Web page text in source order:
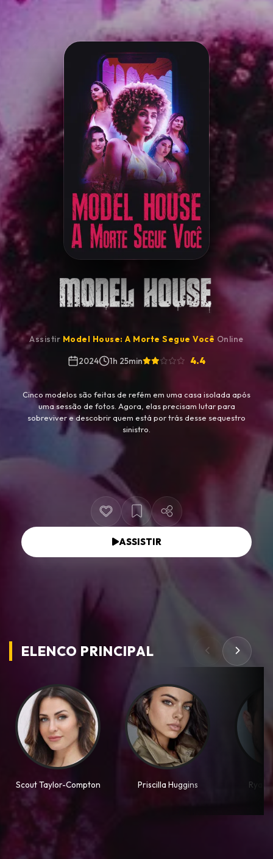
Minha Lista
Pesquisar
Assistir Model House: A Morte Segue Você Online
2024
1h 25min 4.4
Cinco modelos são feitas de refém em uma casa isolada após
uma sessão de fotos. Agora, elas precisam lutar para
sobreviver e descobrir quem está por trás desse sequestro
sinistro.
ASSISTIR
ELENCO PRINCIPAL
Scout Taylor-Compton Priscilla Huggins Ryan